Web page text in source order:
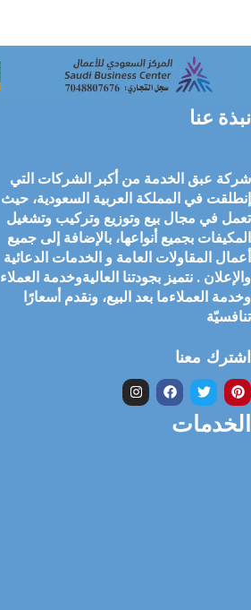
نبذة عنا
شركة عبق الخدمة من أكبر الشركات التي
إنطلقت في المملكة العربية السعودية، حيث
تعمل في مجال بيع وتوزيع وتركيب وتشغيل
المكيفات بجميع أنواعها، بالإضافة إلى جميع
أعمال المقاولات العامة و الخدمات الدعائية
والإعلان . نتميز بجودتنا العاليةوخدمة العملاء
وخدمة العملاءما بعد البيع، ونقدم أسعارًا
تنافسيّة
اشترك معنا
الخدمات